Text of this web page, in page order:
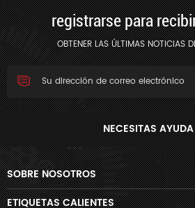
registrarse para
OBTENER LAS ÚLTIMAS NOTICIAS
NECESITAS AYUDA
SOBRE NOSOTROS
ETIQUETAS CALIENTES